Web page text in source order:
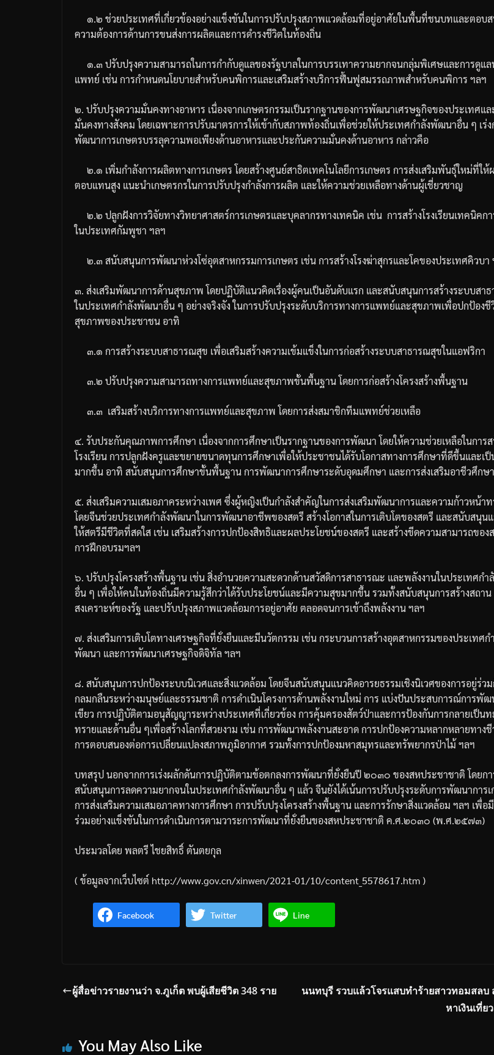
๑.๒ ช่วยประเทศที่เกี่ยวข้องอย่างแข็งขันในการปรับปรุงสภาพแวดล้อมที่อยู่อาศัยในพื้นที่ชนบทและตอบส
ความต้องการด้านการขนส่งการผลิตและการดำรงชีวิตในท้องถิ่น
๑.๓ ปรับปรุงความสามารถในการกำกับดูแลของรัฐบาลในการบรรเทาความยากจนกลุ่มพิเศษและการดูแล
แพทย์ เช่นการกำหนดนโยบายสำหรับคนพิการและเสริมสร้างบริการฟื้นฟูสมรรถภาพสำหรับคนพิการ ฯลฯ
๒. ปรับปรุงความมั่นคงทางอาหาร เนื่องจากเกษตรกรรมเป็นรากฐานของการพัฒนาเศรษฐกิจของประเทศแ
มั่นคงทางสังคม โดยเฉพาะการปรับมาตรการให้เข้ากับสภาพท้องถิ่นเพื่อช่วยให้ประเทศกำลังพัฒนาอื่น ๆ เร่
พัฒนาการเกษตรบรรลุความพอเพียงด้านอาหารและประกันความมั่นคงด้านอาหาร กล่าวคือ
๒.๑ เพิ่มกำลังการผลิตทางการเกษตร โดยสร้างศูนย์สาธิตเทคโนโลยีการเกษตร การส่งเสริมพันธุ์ใหม่ที่ให้
ตอบแทนสูง แนะนำเกษตรกรในการปรับปรุงกำลังการผลิต และให้ความช่วยเหลือทางด้านผู้เชี่ยวชาญ
๒.๒ ปลูกฝังการวิจัยทางวิทยาศาสตร์การเกษตรและบุคลากรทางเทคนิค เช่น การสร้างโรงเรียนเทคนิคก
ในประเทศกัมพูชา ฯลฯ
๒.๓ สนับสนุนการพัฒนาห่วงโซ่อุตสาหกรรมการเกษตร เช่นการสร้างโรงฆ่าสุกรและโคของประเทศคิวบา
๓. ส่งเสริมพัฒนาการด้านสุขภาพ โดยปฏิบัติแนวคิดเรื่องผู้คนเป็นอันดับแรก และสนับสนุนการสร้างระบบสา
ในประเทศกำลังพัฒนาอื่น ๆ อย่างจริงจัง ในการปรับปรุงระดับบริการทางการแพทย์และสุขภาพเพื่อปกป้องชี
สุขภาพของประชาชนอาทิ
๓.๑ การสร้างระบบสาธารณสุข เพื่อเสริมสร้างความเข้มแข็งในการก่อสร้างระบบสาธารณสุขในแอฟริกา
๓.๒ ปรับปรุงความสามารถทางการแพทย์และสุขภาพขั้นพื้นฐานโดยการก่อสร้างโครงสร้างพื้นฐาน
๓.๓ เสริมสร้างบริการทางการแพทย์และสุขภาพ โดยการส่งสมาชิกทีมแพทย์ช่วยเหลือ
๔. รับประกันคุณภาพการศึกษา เนื่องจากการศึกษาเป็นรากฐานของการพัฒนา โดยให้ความช่วยเหลือในการส
โรงเรียนการปลูกฝังครูและขยายขนาดทุนการศึกษาเพื่อให้ประชาชนได้รับโอกาสทางการศึกษาที่ดีขึ้นและเป็
มากขึ้นอาทิ สนับสนุนการศึกษาขั้นพื้นฐานการพัฒนาการศึกษาระดับอุดมศึกษา และการส่งเสริมอาชีวศึกษา
๕. ส่งเสริมความเสมอภาคระหว่างเพศ ซึ่งผู้หญิงเป็นกำลังสำคัญในการส่งเสริมพัฒนาการและความก้าวหน้าท
โดยจีนช่วยประเทศกำลังพัฒนาในการพัฒนาอาชีพของสตรี สร้างโอกาสในการเติบโตของสตรี และสนับสนุน
ให้สตรีมีชีวิตที่สดใส เช่น เสริมสร้างการปกป้องสิทธิและผลประโยชน์ของสตรี และสร้างขีดความสามารถของ
การฝึกอบรมฯลฯ
๖. ปรับปรุงโครงสร้างพื้นฐาน เช่นสิ่งอำนวยความสะดวกด้านสวัสดิการสาธารณะ และพลังงานในประเทศก
อื่น ๆ เพื่อให้คนในท้องถิ่นมีความรู้สึกว่าได้รับประโยชน์และมีความสุขมากขึ้นรวมทั้งสนับสนุนการสร้างสถาน
สงเคราะห์ของรัฐ และปรับปรุงสภาพแวดล้อมการอยู่อาศัย ตลอดจนการเข้าถึงพลังงานฯลฯ
๗. ส่งเสริมการเติบโตทางเศรษฐกิจที่ยั่งยืนและมีนวัตกรรม เช่นกระบวนการสร้างอุตสาหกรรมของประเทศก
พัฒนา และการพัฒนาเศรษฐกิจดิจิทัล ฯลฯ
๘. สนับสนุนการปกป้องระบบนิเวศและสิ่งแวดล้อม โดยจีนสนับสนุนแนวคิดอารยธรรมเชิงนิเวศของการอยู่ร่ว
กลมกลืนระหว่างมนุษย์และธรรมชาติ การดำเนินโครงการด้านพลังงานใหม่ การ แบ่งปันประสบการณ์การพัฒ
เขียว การปฏิบัติตามอนุสัญญาระหว่างประเทศที่เกี่ยวข้อง การคุ้มครองสัตว์ป่าและการป้องกันการกลายเป็นท
ทรายและด้านอื่น ๆเพื่อสร้างโลกที่สวยงาม เช่นการพัฒนาพลังงานสะอาดการปกป้องความหลากหลายทาง
การตอบสนองต่อการเปลี่ยนแปลงสภาพภูมิอากาศ รวมทั้งการปกป้องมหาสมุทรและทรัพยากรป่าไม้ ฯลฯ
บทสรุปนอกจากการเร่งผลักดันการปฏิบัติตามข้อตกลงการพัฒนาที่ยั่งยืนปี๒๐๓๐ ของสหประชาชาติ โดยก
สนับสนุนการลดความยากจนในประเทศกำลังพัฒนาอื่น ๆ แล้ว จีนยังได้เน้นการปรับปรุงระดับการพัฒนาการ
การส่งเสริมความเสมอภาคทางการศึกษา การปรับปรุงโครงสร้างพื้นฐาน และการรักษาสิ่งแวดล้อม ฯลฯ เพื่อ
ร่วมอย่างแข็งขันในการดำเนินการตามวาระการพัฒนาที่ยั่งยืนของสหประชาชาติ ค.ศ.๒๐๓๐ (พ.ศ.๒๕๗๓)
ประมวลโดย พลตรี ไชยสิทธิ์ ตันตยกุล
(ข้อมูลจากเว็บไซต์ http://www.gov.cn/xinwen/2021-01/10/content_5578617.htm )
Facebook Twitter Line
ผู้สื่อข่าวรายงานว่า จ.ภูเก็ต พบผู้เสียชีวิต 348 ราย
นนทบุรี รวบแล้วโจรแสบทำร้ายสาวทอมสลบ
หาเงินเที่ย
You May Also Like